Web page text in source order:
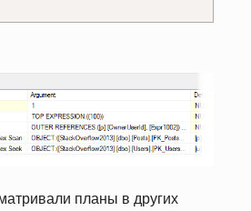
планы в других